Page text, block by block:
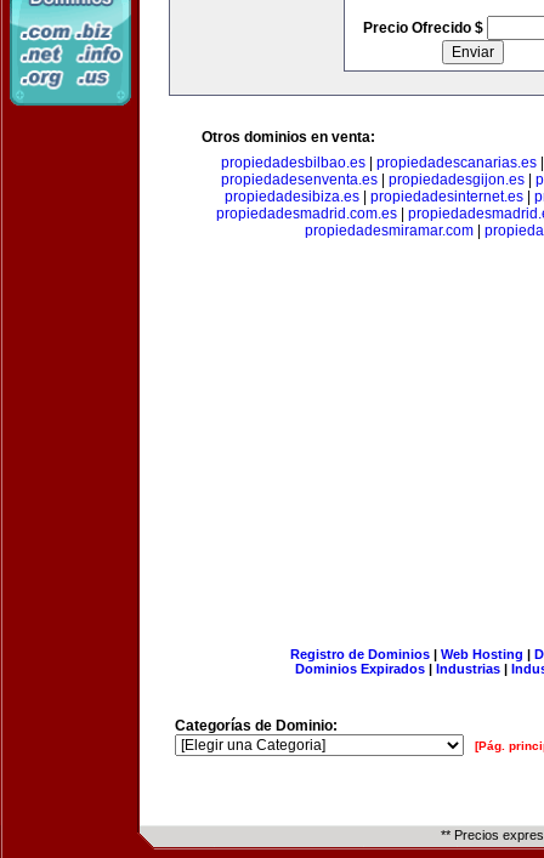
Precio Ofrecido $
Otros dominios en venta:
propiedadesbilbao.es| propiedadescanarias.es
propiedadesenventa.es
propiedadesgijon.es
propiedadesibiza.es
propiedadesinternet.es
propiedadesmadrid.com.es
propiedadesmiramar.com
Registro de Dominios| Web Hosting |
Dominios Expirados | Industrias |
Categorías de Dominio:
[Pág.
** Precios